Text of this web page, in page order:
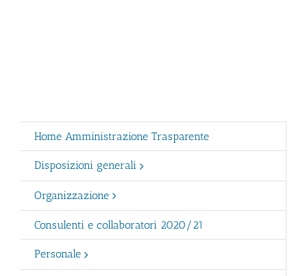
Home Amministrazione Trasparente
Disposizioni generali
Organizzazione
Consulenti e collaboratori 2020/21
Personale